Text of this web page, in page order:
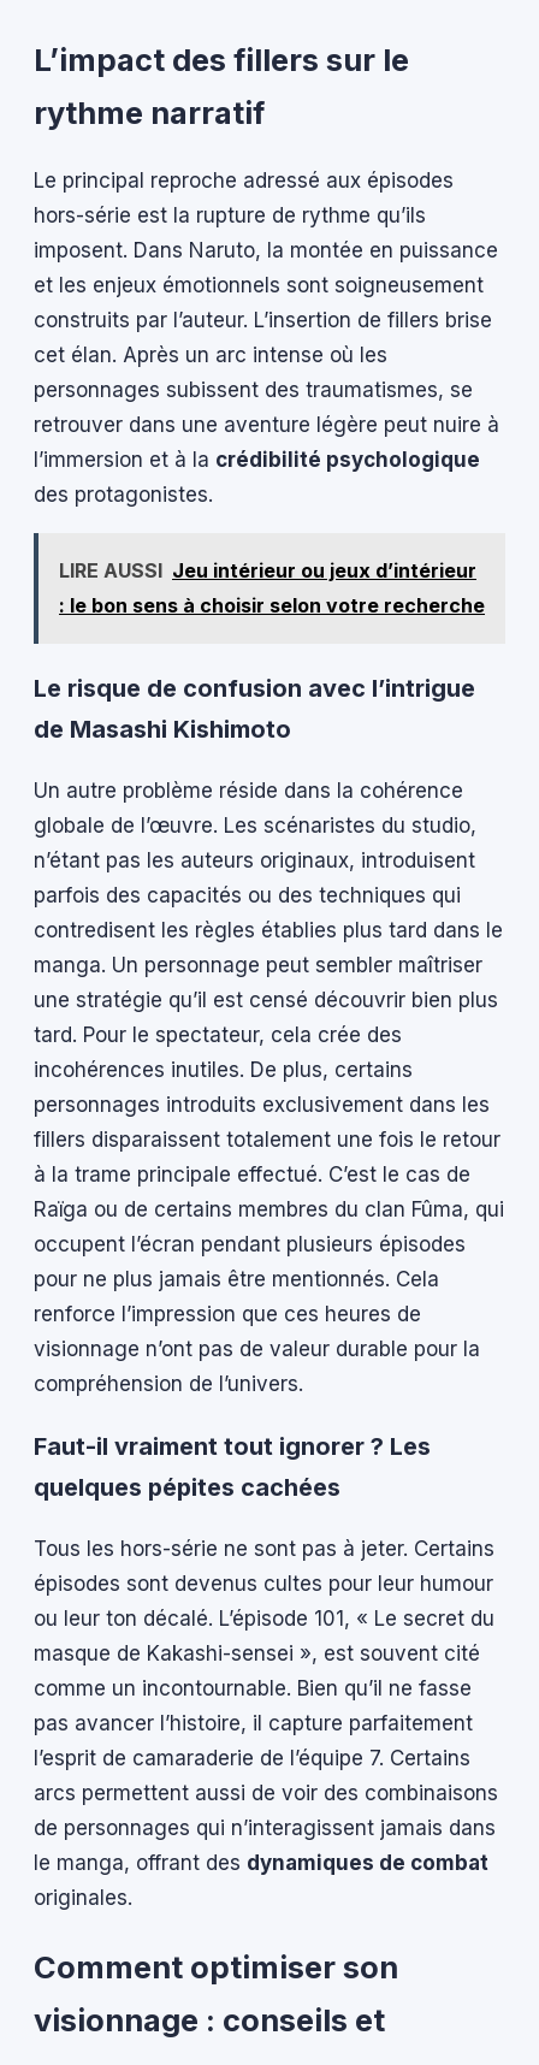
L’impact des fillers sur le
rythme narratif
Le principal reproche adressé aux épisodes
hors-série est la rupture de rythme qu’ils
imposent. Dans Naruto, la montée en puissance
et les enjeux émotionnels sont soigneusement
construits par l’auteur. L’insertion de fillers brise
cet élan. Après un arc intense où les
personnages subissent des traumatismes, se
retrouver dans une aventure légère peut nuire à
l’immersion et à la crédibilité psychologique
des protagonistes.
LIRE AUSSI Jeu intérieur ou jeux d’intérieur
: le bon sens à choisir selon votre recherche
Le risque de confusion avec l’intrigue
de Masashi Kishimoto
Un autre problème réside dans la cohérence
globale de l’œuvre. Les scénaristes du studio,
n’étant pas les auteurs originaux, introduisent
parfois des capacités ou des techniques qui
contredisent les règles établies plus tard dans le
manga. Un personnage peut sembler maîtriser
une stratégie qu’il est censé découvrir bien plus
tard. Pour le spectateur, cela crée des
incohérences inutiles. De plus, certains
personnages introduits exclusivement dans les
fillers disparaissent totalement une fois le retour
à la trame principale effectué. C’est le cas de
Raïga ou de certains membres du clan Fûma, qui
occupent l’écran pendant plusieurs épisodes
pour ne plus jamais être mentionnés. Cela
renforce l’impression que ces heures de
visionnage n’ont pas de valeur durable pour la
compréhension de l’univers.
Faut-il vraiment tout ignorer ? Les
quelques pépites cachées
Tous les hors-série ne sont pas à jeter. Certains
épisodes sont devenus cultes pour leur humour
ou leur ton décalé. L’épisode 101, « Le secret du
masque de Kakashi-sensei », est souvent cité
comme un incontournable. Bien qu’il ne fasse
pas avancer l’histoire, il capture parfaitement
l’esprit de camaraderie de l’équipe 7. Certains
arcs permettent aussi de voir des combinaisons
de personnages qui n’interagissent jamais dans
le manga, offrant des dynamiques de combat
originales.
Comment optimiser son
visionnage : conseils et